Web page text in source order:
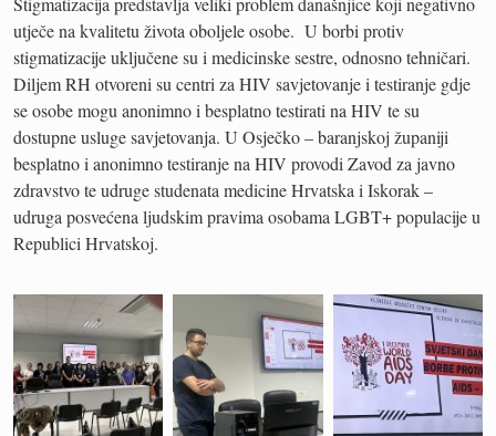
utječe na kvalitetu života oboljele osobe. U borbi protiv
stigmatizacije uključene su i medicinske sestre, odnosno tehničari.
Diljem RH otvoreni su centri za HIV savjetovanje i testiranje gdje
se osobe mogu anonimno i besplatno testirati na HIV te su
dostupne usluge savjetovanja. U Osječko – baranjskoj županiji
besplatno i anonimno testiranje na HIV provodi Zavod za javno
zdravstvo te udruge studenata medicine Hrvatska i Iskorak –
udruga posvećena ljudskim pravima osobama LGBT+ populacije u
Republici Hrvatskoj.